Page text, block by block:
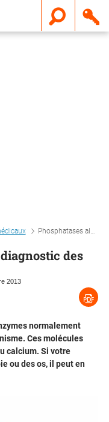
Phosphatases alcalines et diagnostic des maladies du foie et des os
des
2013
normalement
Ces molécules
calcium. Si votre
ou des os, il peut en